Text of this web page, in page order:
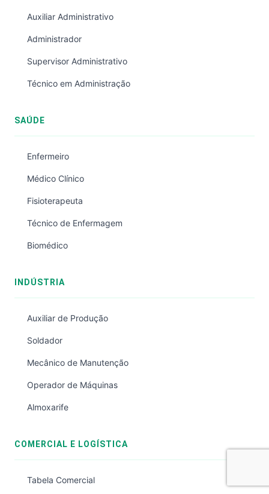
Auxiliar Administrativo
Administrador
Supervisor Administrativo
Técnico em Administração
SAÚDE
Enfermeiro
Médico Clínico
Fisioterapeuta
Técnico de Enfermagem
Biomédico
INDÚSTRIA
Auxiliar de Produção
Soldador
Mecânico de Manutenção
Operador de Máquinas
Almoxarife
COMERCIAL E LOGÍSTICA
Tabela Comercial